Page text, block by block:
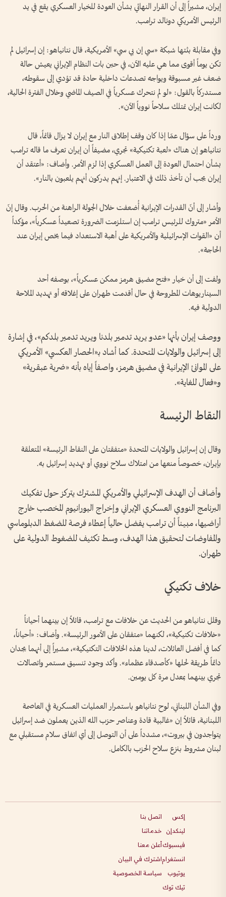
إيران، مشيراً إلى أن القرار النهائي بشأن العودة للخيار العسكري يقع في يد
الرئيس الأمريكي دونالد ترامب.
وفي مقابلة بثتها شبكة «سي إن بي سي» الأمريكية، قال نتانياهو: إن إسرائيل لم
تكن يوماً أقوى مما هي عليه الآن، في حين بات النظام الإيراني يعيش حالة
ضعف غير مسبوقة ويواجه تصدعات داخلية حادة قد تؤدي إلى سقوطه،
مستدركاً بالقول: «لو لم نتحرك عسكرياً في الصيف الماضي وخلال الفترة الحالية،
لكانت إيران تمتلك سلاحاً نووياً الآن».
ورداً على سؤال عمّا إذا كان وقف إطلاق النار مع إيران لا يزال قائماً، قال
نتانياهو إن هناك «لعبة تكتيكية» تجري، مضيفاً أن إيران تعرف ما قاله ترامب
بشأن احتمال العودة إلى العمل العسكري إذا لزم الأمر. وأضاف: «أعتقد أن
إيران يجب أن تأخذ ذلك في الاعتبار. إنهم يدركون أنهم يلعبون بالنار».
وأشار إلى أنّ القدرات الإيرانية أُضعفت خلال الجولة الراهنة من الحرب. وقال إنّ
الأمر «متروك للرئيس ترامب إن استلزمت الضرورة تصعيداً عسكرياً»، مؤكداً
أن «القوات الإسرائيلية والأمريكية على أهبة الاستعداد فيما يخص إيران عند
الحاجة».
ولفت إلى أن خيار «فتح مضيق هرمز ممكن عسكرياً»، بوصفه أحد
السيناريوهات المطروحة في حال أقدمت طهران على إغلاقه أو تهديد الملاحة
الدولية فيه.
ووصف إيران بأنها «عدو يريد تدمير بلدنا ويريد تدمير بلدكم»، في إشارة
إلى إسرائيل والولايات المتحدة. كما أشاد بـ«الحصار العكسي» الأمريكي
على الموانئ الإيرانية في مضيق هرمز، واصفاً إياه بأنه «ضربة عبقرية»
و«فعال للغاية».
النقاط الرئيسة
وقال إن إسرائيل والولايات المتحدة «متفقتان على النقاط الرئيسة» المتعلقة
بإيران، خصوصاً منعها من امتلاك سلاح نووي أو تهديد إسرائيل به.
وأضاف أن الهدف الإسرائيلي والأمريكي المشترك يتركز حول تفكيك
البرنامج النووي العسكري الإيراني وإخراج اليورانيوم المخصب خارج
أراضيها، مبيناً أن ترامب يفضل حالياً إعطاء فرصة للضغط الدبلوماسي
والمفاوضات لتحقيق هذا الهدف، وسط تكثيف للضغوط الدولية على
طهران.
خلاف تكتيكي
وقلل نتانياهو من الحديث عن خلافات مع ترامب، قائلاً إن بينهما أحياناً
«خلافات تكتيكية»، لكنهما «متفقان على الأمور الرئيسة». وأضاف: «أحياناً،
كما في أفضل العائلات، لدينا هذه الخلافات التكتيكية»، مشيراً إلى أنهما يجدان
دائماً طريقة لحلها «كأصدقاء عظماء». وأكد وجود تنسيق مستمر واتصالات
تجري بينهما بمعدل مرة كل يومين.
وفي الشأن اللبناني، لوح نتانياهو باستمرار العمليات العسكرية في العاصمة
اللبنانية، قائلاً إن «غالبية قادة وعناصر حزب الله الذين يعملون ضد إسرائيل
يتواجدون في بيروت»، مشدداً على أن التوصل إلى أي اتفاق سلام مستقبلي مع
لبنان مشروط بنزع سلاح الحزب بالكامل.
إكس
لينكدإن
فيسبوك
انستغرام
يوتيوب
تيك توك
اتصل بنا
خدماتنا
أعلن معنا
اشترك في البيان
سياسة الخصوصية